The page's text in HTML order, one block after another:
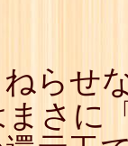
らせ
さに